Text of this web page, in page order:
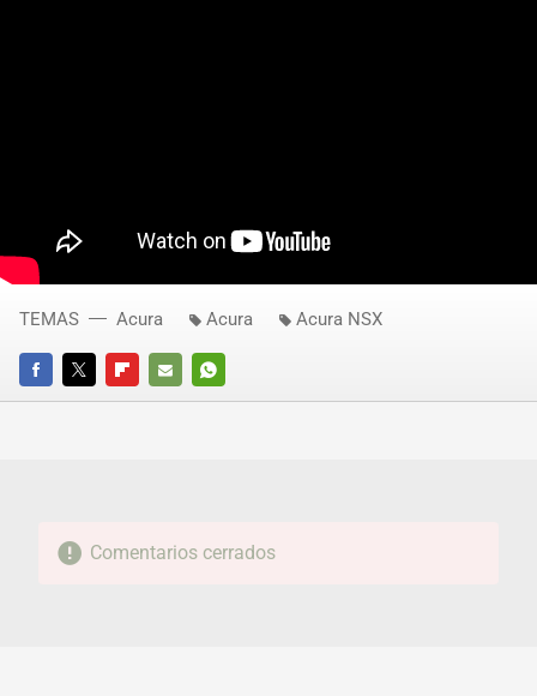
FACEBOOKTWITTERFLIPBOARD
E-
WHATSAPP
TEMAS Acura Acura Acura NSX
Comentarios cerrados